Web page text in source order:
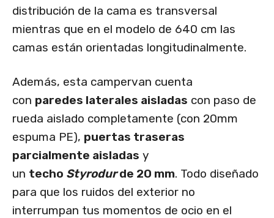
distribución de la cama es transversal
mientras que en el modelo de 640 cm las
camas están orientadas longitudinalmente.
Además, esta campervan cuenta
con paredes laterales aisladas con paso de
rueda aislado completamente (con 20mm
espuma PE), puertas traseras
parcialmente aisladas y
un techo Styrodur de 20 mm. Todo diseñado
para que los ruidos del exterior no
interrumpan tus momentos de ocio en el